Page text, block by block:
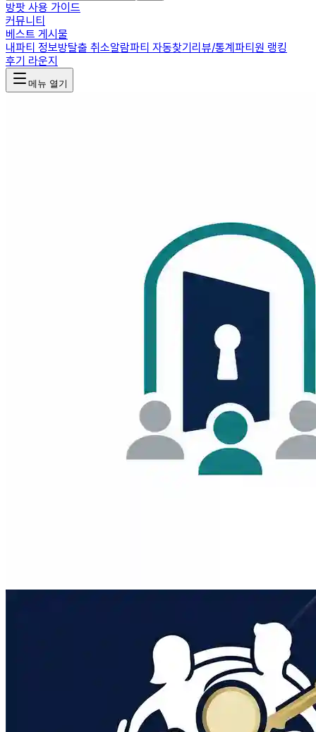
방팟 사용 가이드
커뮤니티
베스트 게시물
내파티 정보방탈출 취소알람파티 자동찾기리뷰/통계파티원 랭킹
후기 라운지
메뉴 열기